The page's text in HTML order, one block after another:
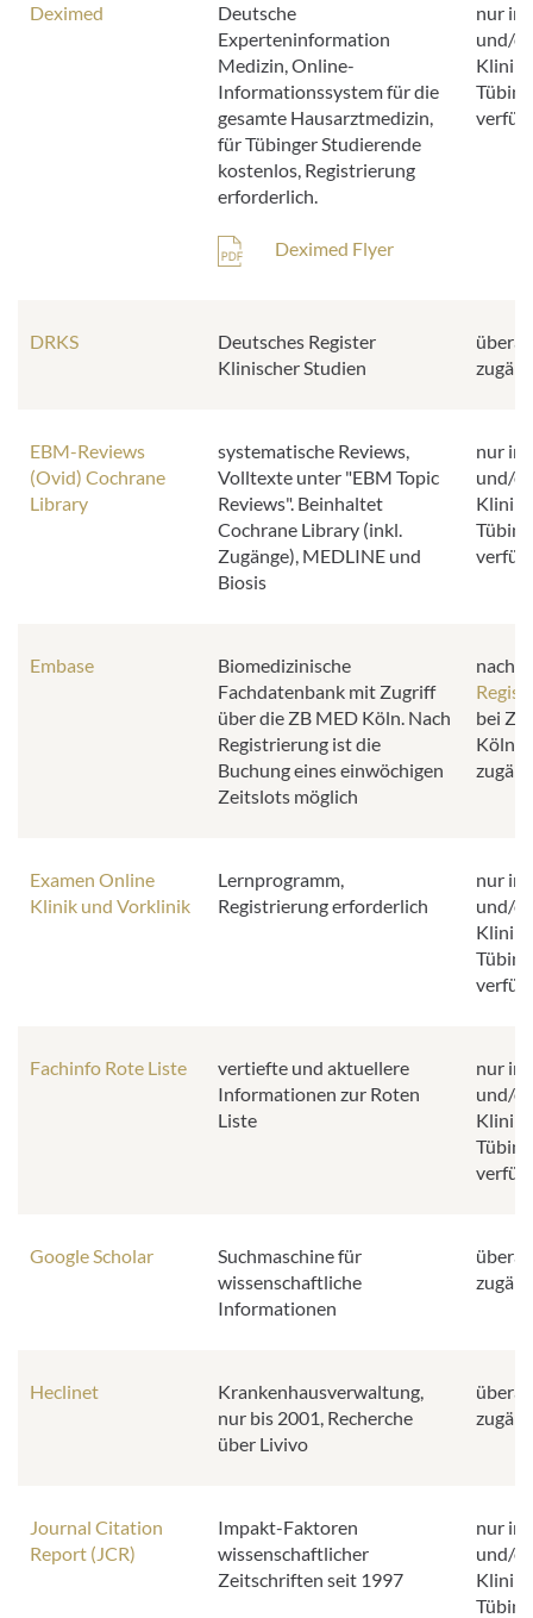
Deximed
Deutsche
Experteninformation
Medizin, Online-
Informationssystem für die
gesamte Hausarztmedizin,
für Tübinger Studierende
kostenlos, Registrierung
erforderlich.
Deximed Flyer
nur
und/
DRKS
Deutsches Register
Klinischer Studien
überall
EBM-Reviews
(Ovid) Cochrane
Library
systematische Reviews,
Volltexte unter "EBM Topic
Reviews". Beinhaltet
Cochrane Library (inkl.
Zugänge), MEDLINE und
Biosis
nur
und/
Embase
Biomedizinische
Fachdatenbank mit Zugriff
über die ZB MED Köln. Nach
Registrierung ist die
Buchung eines einwöchigen
Zeitslots möglich
nach
bei
Köln
Examen Online
Klinik und Vorklinik
Lernprogramm,
Registrierung erforderlich
nur
und/
Fachinfo Rote Liste
vertiefte und aktuellere
Informationen zur Roten
Liste
nur
und/
Google Scholar
Suchmaschine für
wissenschaftliche
Informationen
überall
Heclinet
Krankenhausverwaltung,
nur bis 2001, Recherche
über Livivo
überall
Journal Citation
Report (JCR)
Impakt-Faktoren
wissenschaftlicher
Zeitschriften seit 1997
nur
und/